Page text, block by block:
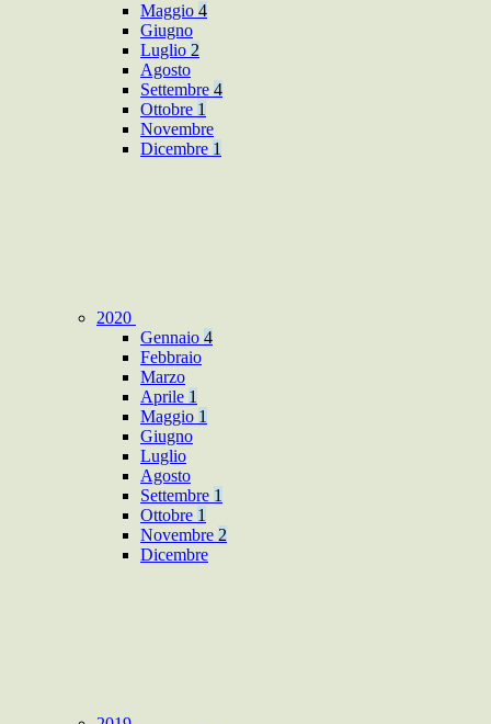
Maggio 4
Giugno
Luglio 2
Agosto
Settembre 4
Ottobre 1
Novembre
Dicembre 1
2020
Gennaio 4
Febbraio
Marzo
Aprile 1
Maggio 1
Giugno
Luglio
Agosto
Settembre 1
Ottobre 1
Novembre 2
Dicembre